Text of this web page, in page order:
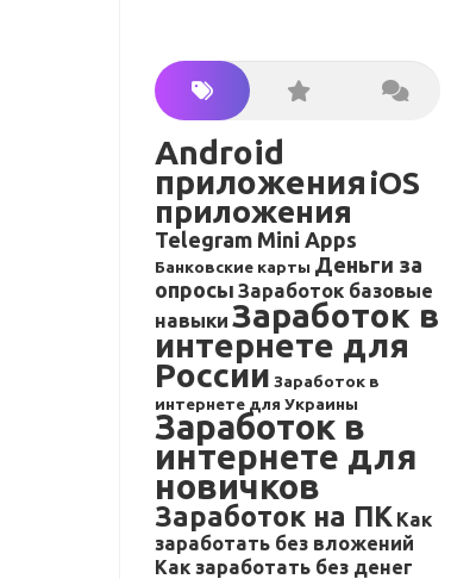
Android
приложения iOS
приложения
Telegram Mini Apps
Банковские карты Деньги за
опросы Заработок базовые
навыки Заработок в
интернете для
России Заработок в
интернете для Украины
Заработок в
интернете для
новичков
Заработок на ПК Как
заработать без вложений
Как заработать без денег